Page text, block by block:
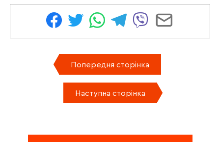
Попередня сторінка
Наступна сторінка